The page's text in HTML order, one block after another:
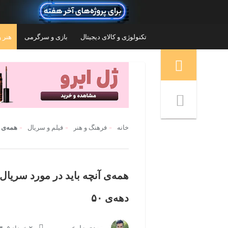
تکنولوژی و کالای دیجیتال بازی و سرگرمی هنر
منوی ناوبری خرده نان
خانه فرهنگ و هنر فیلم و سریال همه‌ی
همه‌ی آنچه باید در مورد
دهه‌ی ۵۰
کنسول بازی سونی مدل PlayStation 5 Pro